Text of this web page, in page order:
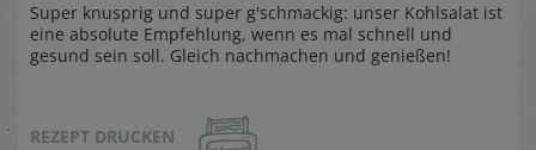
Super knusprig und super g'schmackig: unser Kohlsalat ist
eine absolute Empfehlung, wenn es mal schnell und
gesund sein soll. Gleich nachmachen und genießen!
REZEPT DRUCKEN